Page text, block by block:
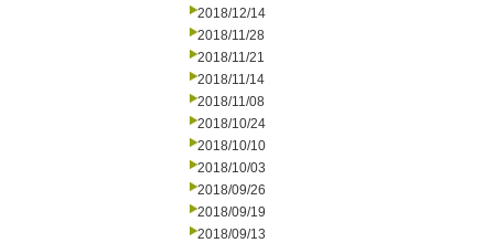
2018/12/14
2018/11/28
2018/11/21
2018/11/14
2018/11/08
2018/10/24
2018/10/10
2018/10/03
2018/09/26
2018/09/19
2018/09/13